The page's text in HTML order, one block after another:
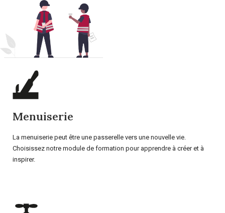
Menuiserie
La menuiserie peut être une passerelle vers une nouvelle vie.
Choisissez notre module de formation pour apprendre à créer et à
inspirer.